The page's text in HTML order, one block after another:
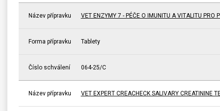
Název přípravku VET ENZYMY 7 - PÉČE O IMUNITU A VITALITU PRO
Forma přípravku Tablety
Číslo schválení 064-25/C
Název přípravku VET EXPERT CREACHECK SALIVARY CREATININE